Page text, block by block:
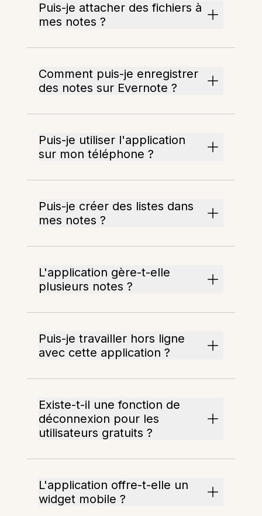
Puis-je attacher des fichiers à
mes notes ?
Comment puis-je enregistrer
des notes sur Evernote ?
Puis-je utiliser l'application
sur mon téléphone ?
Puis-je créer des listes dans
mes notes ?
L'application gère-t-elle
plusieurs notes ?
Puis-je travailler hors ligne
avec cette application ?
Existe-t-il une fonction de
déconnexion pour les
utilisateurs gratuits ?
L'application offre-t-elle un
widget mobile ?